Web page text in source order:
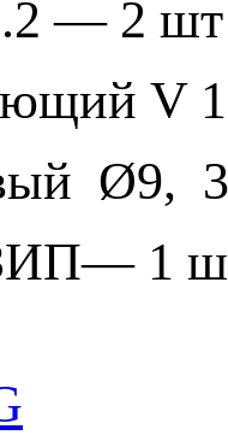
— 2 шт
V
Ø9,
1